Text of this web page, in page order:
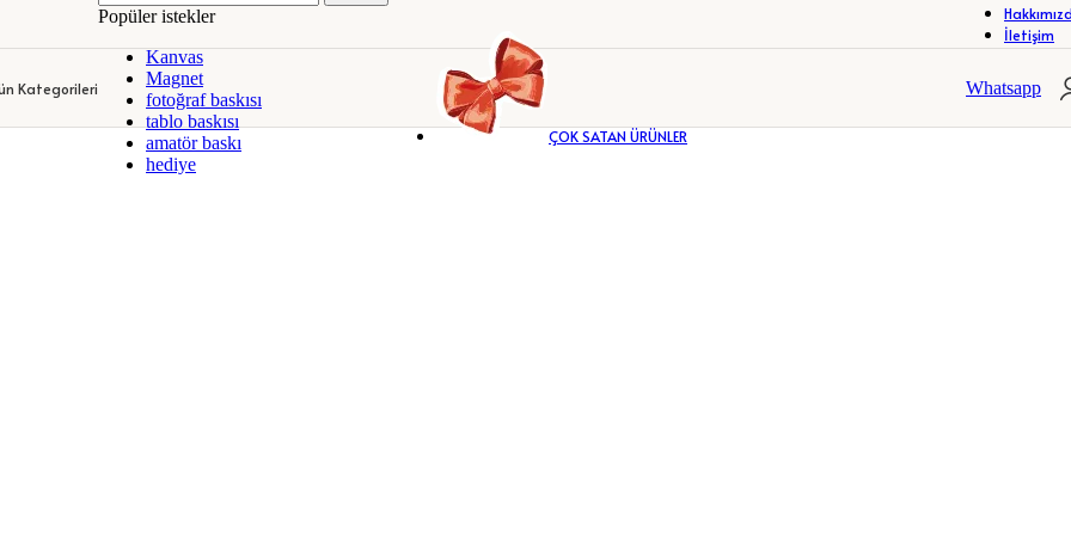
DEKORATİF KANVAS TABLOLAR KİŞİYE ÖZEL KUPA BARDAKLAR ÇERÇEVELER
FOTOĞRAF ALBÜMLERİ
DEKORATİF KANVAS TABLOLAR KİŞİYE ÖZEL KUPA BARDAKLAR
İletişim
Kategorileri
Popüler istekler
Kanvas
Magnet
fotoğraf baskısı
tablo baskısı
amatör baskı
hediye
ÇOK SATAN ÜRÜNLER
Whatsapp